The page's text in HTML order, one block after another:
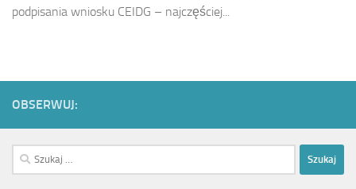
podpisania wniosku CEIDG – najczęściej...
OBSERWUJ:
Szukaj: